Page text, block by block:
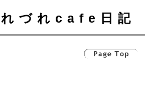
づれcafe日記